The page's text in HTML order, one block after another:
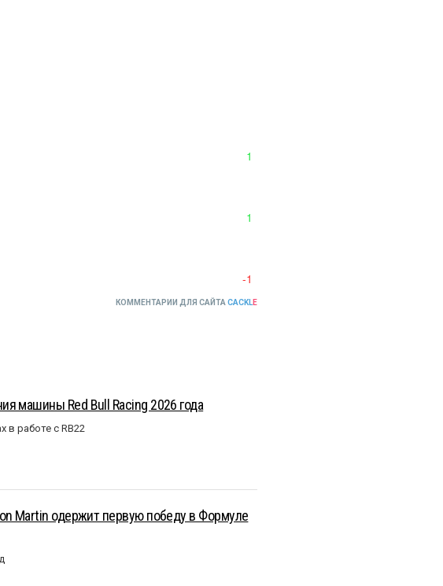
1
1
-1
КОММЕНТАРИИ ДЛЯ САЙТА CACKLE
машины Red Bull Racing 2026 года
в работе с RB22
Martin одержит первую победу в Формуле